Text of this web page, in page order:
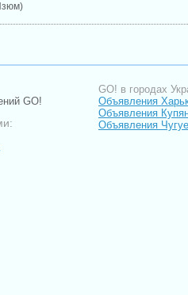
GO!
GO! в городах
Объявления
Объявления
Объявления